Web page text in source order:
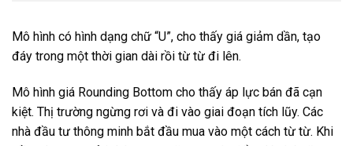
Mô hình có hình dạng chữ “U”, cho thấy giá giảm dần, tạo
đáy trong một thời gian dài rồi từ từ đi lên.
Mô hình giá Rounding Bottom cho thấy áp lực bán đã cạn
kiệt. Thị trường ngừng rơi và đi vào giai đoạn tích lũy. Các
nhà đầu tư thông minh bắt đầu mua vào một cách từ từ. Khi